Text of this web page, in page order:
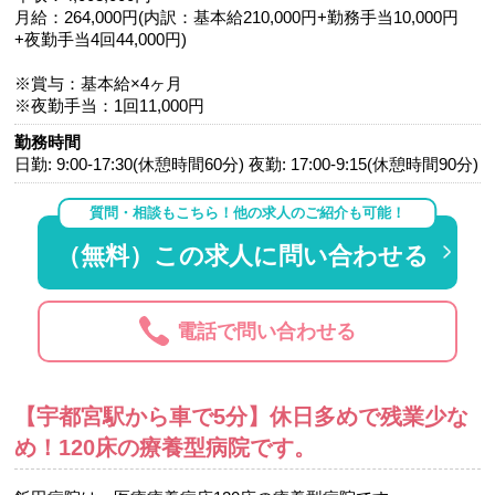
月給：264,000円(内訳：基本給210,000円+勤務手当10,000円
+夜勤手当4回44,000円)
※賞与：基本給×4ヶ月
※夜勤手当：1回11,000円
勤務時間
日勤: 9:00-17:30(休憩時間60分) 夜勤: 17:00-9:15(休憩時間90分)
質問・相談もこちら！他の求人のご紹介も可能！
（無料）この求人に問い合わせる
電話で問い合わせる
【宇都宮駅から車で5分】休日多めで残業少な
め！120床の療養型病院です。